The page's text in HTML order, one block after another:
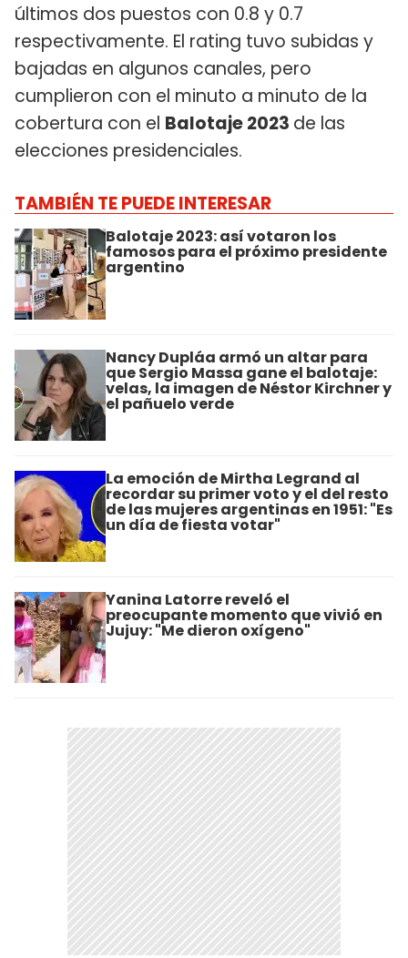
últimos dos puestos con 0.8 y 0.7
respectivamente. El rating tuvo subidas y
bajadas en algunos canales, pero
cumplieron con el minuto a minuto de la
cobertura con el Balotaje 2023 de las
elecciones presidenciales.
TAMBIÉN TE PUEDE INTERESAR
Balotaje 2023: así votaron los
famosos para el próximo presidente
argentino
Nancy Dupláa armó un altar para
que Sergio Massa gane el balotaje:
velas, la imagen de Néstor Kirchner y
el pañuelo verde
La emoción de Mirtha Legrand al
recordar su primer voto y el del resto
de las mujeres argentinas en 1951: "Es
un día de fiesta votar"
Yanina Latorre reveló el
preocupante momento que vivió en
Jujuy: "Me dieron oxígeno"